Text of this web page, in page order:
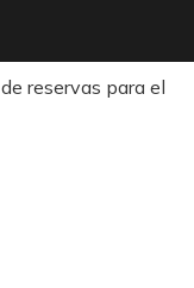
reservas para el